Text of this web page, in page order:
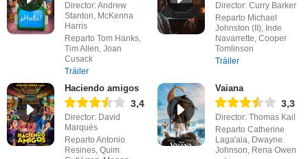
Director: Andrew
Stanton, McKenna
Harris
Reparto Tom Hanks,
Tim Allen, Joan
Cusack
Tráiler
Director: Curry Barker
Reparto Michael
Johnston (II), Inde
Navarrette, Cooper
Tomlinson
Tráiler
Haciendo amigos
3,4
Director: David
Marqués
Reparto Antonio
Resines, Quim
Vaiana
3,3
Director: Thomas Kail
Reparto Catherine
Laga'aia, Dwayne
Johnson, Rena Owen